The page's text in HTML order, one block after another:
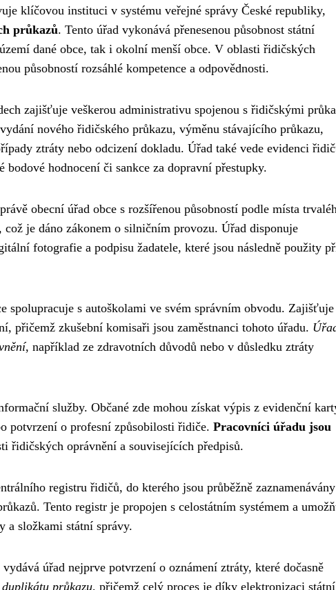
klíčovou instituci v systému veřejné správy České republiky,
průkazů. Tento úřad vykonává přenesenou působnost státní
dané obce, tak i okolní menší obce. V oblasti řidičských
působností rozsáhlé kompetence a odpovědnosti.
zajišťuje veškerou administrativu spojenou s řidičskými
nového řidičského průkazu, výměnu stávajícího průkazu,
ztráty nebo odcizení dokladu. Úřad také vede evidenci
bodové hodnocení či sankce za dopravní přestupky.
obecní úřad obce s rozšířenou působností podle místa
, což je dáno zákonem o silničním provozu. Úřad disponuje
fotografie a podpisu žadatele, které jsou následně použity
spolupracuje s autoškolami ve svém správním obvodu. Zajišťuje
přičemž zkušební komisaři jsou zaměstnanci tohoto úřadu.
, například ze zdravotních důvodů nebo v důsledku ztráty
služby. Občané zde mohou získat výpis z evidenční
potvrzení o profesní způsobilosti řidiče. Pracovníci úřadu jsou
řidičských oprávnění a souvisejících předpisů.
registru řidičů, do kterého jsou průběžně zaznamenávány
Tento registr je propojen s celostátním systémem a
složkami státní správy.
úřad nejprve potvrzení o oznámení ztráty, které dočasně
průkazu, přičemž celý proces je díky elektronizaci státní